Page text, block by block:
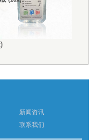
新闻资讯
联系我们